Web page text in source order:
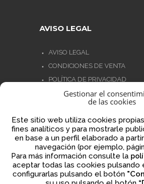
Gestionar el
de las cookies
Este sitio web utiliza cookies
fines analíticos y para mostrarle
en base a un perfil elaborado a
navegación (por ejemplo,
Para más información consulte la
aceptar todas las cookies pulsando
configurarlas pulsando el botón
AVISO LEGAL
AVISO LEGAL
CONDICIONES DE VENTA
POLÍTICA DE PRIVACIDAD
POLÍTICA DE COOKIES
NORMATIVA AJEDREZ CON
Financiado por la Unión Europea –